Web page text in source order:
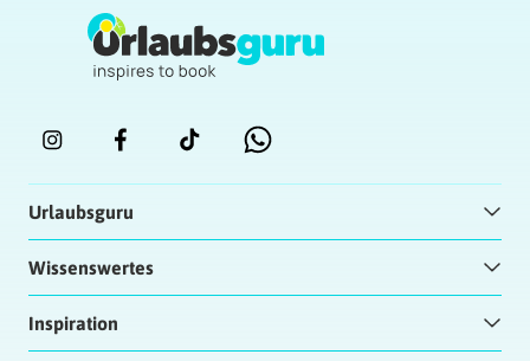
Urlaubsguru
Wissenswertes
Inspiration